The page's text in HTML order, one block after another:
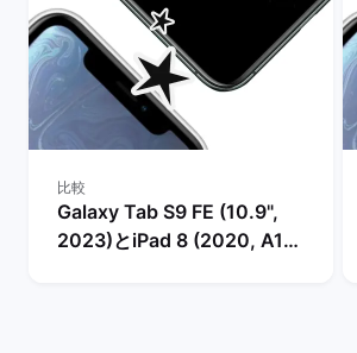
比較
Galaxy Tab S9 FE (10.9",
2023)とiPad 8 (2020, A12